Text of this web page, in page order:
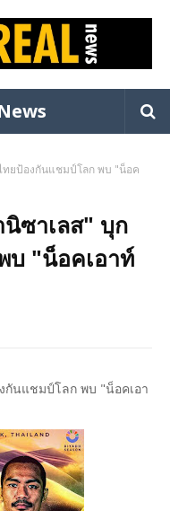
ทยป้องกันแชมป์โลก พบ "น็อค
ซาเลส" บุก
บ "น็อคเอาท์
นแชมป์โลก พบ "น็อคเอา